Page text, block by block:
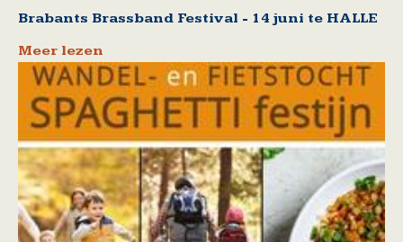
Brabants Brassband Festival - 14 juni te HALLE
Meer lezen